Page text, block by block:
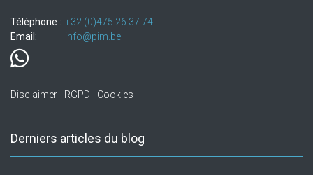
Téléphone : +32.(0)475 26 37 74
Email:
info@pim.be
Disclaimer - RGPD - Cookies
Derniers articles du blog